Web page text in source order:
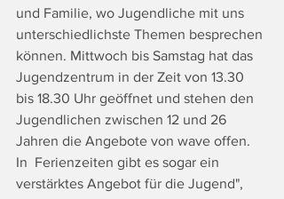
und Familie, wo Jugendliche mit uns
unterschiedlichste Themen besprechen
können. Mittwoch bis Samstag hat das
Jugendzentrum in der Zeit von 13.30
bis 18.30 Uhr geöffnet und stehen den
Jugendlichen zwischen 12 und 26
Jahren die Angebote von wave offen.
In  Ferienzeiten gibt es sogar ein
verstärktes Angebot für die Jugend",